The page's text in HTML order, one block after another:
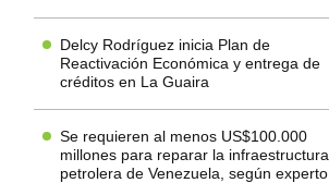
Delcy Rodríguez inicia Plan de
Reactivación Económica y entrega de
créditos en La Guaira
Se requieren al menos US$100.000
millones para reparar la infraestructura
petrolera de Venezuela, según experto